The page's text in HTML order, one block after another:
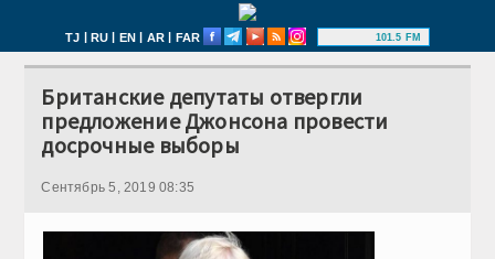
TJ | RU | EN | AR | FAR 101.5 FM
Британские депутаты отвергли
предложение Джонсона провести
досрочные выборы
Сентябрь 5, 2019 08:35